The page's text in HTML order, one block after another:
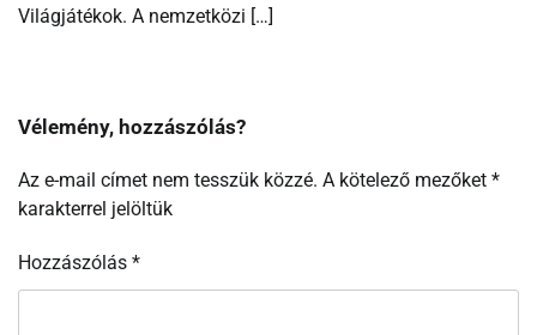
Világjátékok. A nemzetközi […]
Vélemény, hozzászólás?
Az e-mail címet nem tesszük közzé. A kötelező mezőket *
karakterrel jelöltük
Hozzászólás *